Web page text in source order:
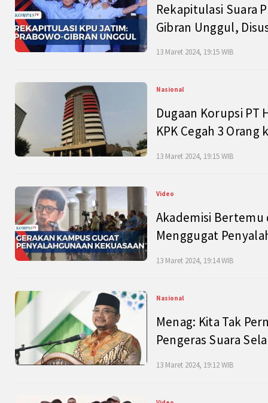
Rekapitulasi Suara
Gibran Unggul,
13 Maret 2024, 19:15 WIB
Nasional
Dugaan Korupsi PT
KPK Cegah 3 Orang
13 Maret 2024, 19:15 WIB
Video
Akademisi Bertemu
Menggugat
13 Maret 2024, 19:14 WIB
Nasional
Menag: Kita Tak
Pengeras Suara
13 Maret 2024, 19:12 WIB